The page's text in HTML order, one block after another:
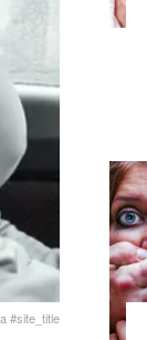
#site_title